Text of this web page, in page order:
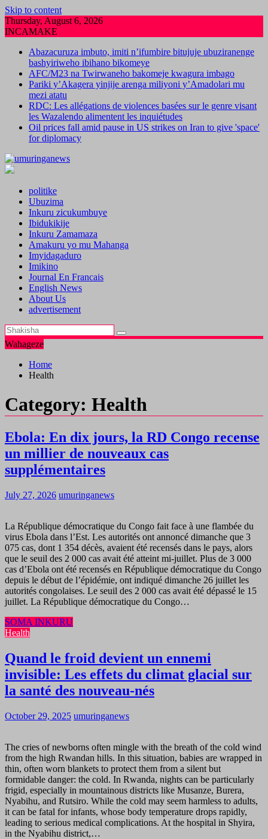
Skip to content
Thursday, August 6, 2026
INCAMAKE
Abazacuruza imbuto, imiti n’ifumbire bitujuje ubuziranenge
bashyiriweho ibihano bikomeye
AFC/M23 na Twirwaneho bakomeje kwagura imbago
Pariki y’Akagera yinjije arenga miliyoni y’Amadolari mu
mezi atatu
RDC: Les allégations de violences basées sur le genre visant
les Wazalendo alimentent les inquiétudes
Oil prices fall amid pause in US strikes on Iran to give 'space'
for diplomacy
politike
Ubuzima
Inkuru zicukumbuye
Ibidukikije
Inkuru Zamamaza
Amakuru yo mu Mahanga
Imyidagaduro
Imikino
Journal En Francais
English News
About Us
advertisement
Wahageze
Home
Health
Category: Health
Ebola: En dix jours, la RD Congo recense
un millier de nouveaux cas
supplémentaires
July 27, 2026 umuringanews
La République démocratique du Congo fait face à une flambée du
virus Ebola dans l’Est. Les autorités ont annoncé dimanche que 3
075 cas, dont 1 354 décès, avaient été recensés dans le pays, alors
que le seuil des 2 000 cas avait été atteint mi-juillet. Plus de 3 000
cas d’Ebola ont été recensés en République démocratique du Congo
depuis le début de l’épidémie, ont indiqué dimanche 26 juillet les
autorités congolaises. Le seuil des 2 000 cas avait été dépassé le 15
juillet. La République démocratique du Congo…
SOMA INKURU
Health
Quand le froid devient un ennemi
invisible: Les effets du climat glacial sur
la santé des nouveau-nés
October 29, 2025 umuringanews
The cries of newborns often mingle with the breath of the cold wind
from the high Rwandan hills. In this situation, babies are wrapped in
thin, often worn blankets to protect them from a silent but
formidable danger: the cold. In Rwanda, nights can be particularly
frigid, especially in mountainous districts like Musanze, Burera,
Nyabihu, and Rutsiro. While the cold may seem harmless to adults,
it can be fatal for infants, whose body temperature drops rapidly,
leading to serious medical complications. At the hospital in Shyira,
in the Nyabihu district,…